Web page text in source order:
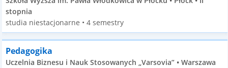
stopnia
studia niestacjonarne • 4 semestry
Pedagogika
Uczelnia Biznesu i Nauk Stosowanych „Varsovia” • Warszawa